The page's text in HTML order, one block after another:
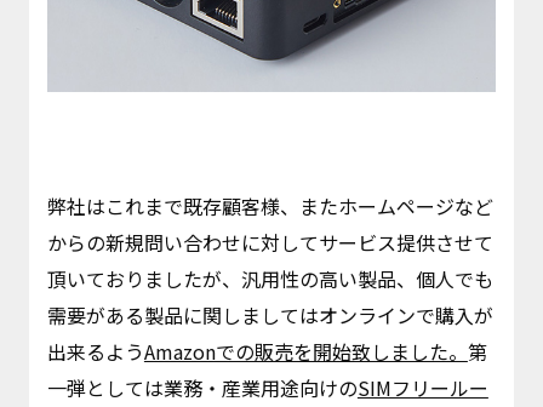
弊社はこれまで既存顧客様、またホームページなど
からの新規問い合わせに対してサービス提供させて
頂いておりましたが、汎用性の高い製品、個人でも
需要がある製品に関しましてはオンラインで購入が
出来るようAmazonでの販売を開始致しました。 第
一弾としては業務・産業用途向けのSIMフリールー